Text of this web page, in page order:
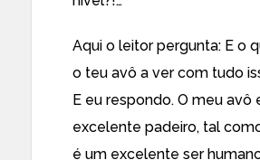
Aqui o leitor pergunta: E o
o teu avô a ver com tudo
E eu respondo. O meu avô
excelente padeiro, tal
é um excelente ser